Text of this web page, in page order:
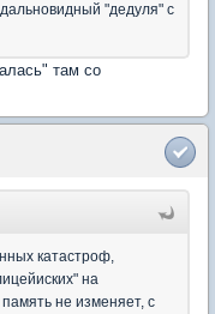
"дедуля" с
там со
катастроф,
на
не изменяет, с